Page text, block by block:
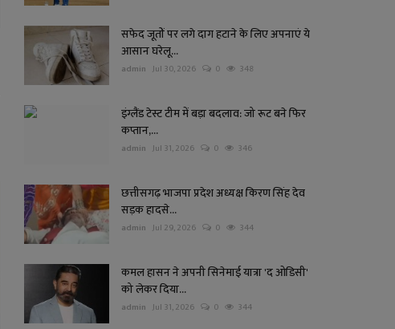
सफेद जूतों पर लगे दाग हटाने के लिए अपनाएं ये
आसान घरेलू...
admin Jul 30, 2026 0 348
इंग्लैंड टेस्ट टीम में बड़ा बदलाव: जो रूट बने फिर
कप्तान,...
admin Jul 31, 2026 0 346
छत्तीसगढ़ भाजपा प्रदेश अध्यक्ष किरण सिंह देव
सड़क हादसे...
admin Jul 29, 2026 0 344
कमल हासन ने अपनी सिनेमाई यात्रा 'द ओडिसी'
को लेकर दिया...
admin Jul 31, 2026 0 344